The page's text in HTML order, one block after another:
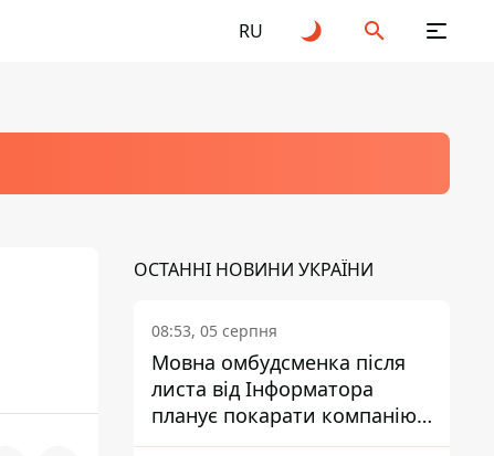
RU
ОСТАННІ НОВИНИ УКРАЇНИ
08:53, 05 серпня
Мовна омбудсменка після
листа від Інформатора
планує покарати компанію-
підрядника ПриватБанку